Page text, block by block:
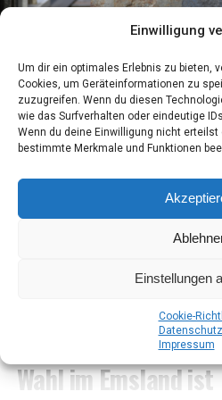
Einwilligung
Um dir ein optimales Erlebnis zu bieten,
Cookies, um Geräteinformationen zu
zuzugreifen. Wenn du diesen
wie das Surfverhalten oder eindeutige
Wenn du deine Einwilligung nicht
bestimmte Merkmale und Funktionen
Einstellungen
Coo­kie-
Daten­schutz
Impres­sum
tet weni­ger War­tung und mehr
Opti­ma­ler
Evia aus dem
Ent­de­cken Sie bei Flie­sen
brei­te Aus­wahl an
die bes­ten Flie­sen für Ihr
War­um Flie­sen
Wahl im Ems­land ist